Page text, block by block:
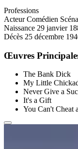
Professions
Acteur Comédien
Naissance 29 janvier
Décès 25 décembre
Œuvres
The Bank Dick
My Little
Never Give a
It's a Gift
You Can't Cheat